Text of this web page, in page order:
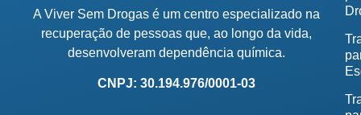
A Viver Sem Drogas é um centro especializado na
recuperação de pessoas que, ao longo da vida,
desenvolveram dependência química.
CNPJ: 30.194.976/0001-03